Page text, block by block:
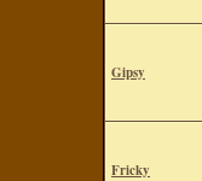
Gipsy
Fricky